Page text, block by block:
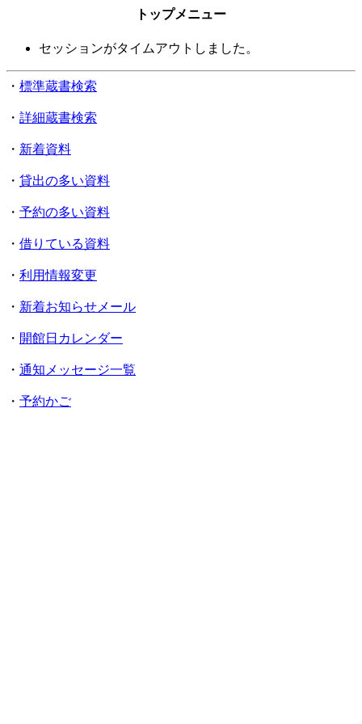
トップメニュー
セッションがタイムアウトしました。
・ 標準蔵書検索
・ 詳細蔵書検索
・ 新着資料
・ 貸出の多い資料
・ 予約の多い資料
・ 借りている資料
・ 利用情報変更
・ 新着お知らせメール
・ 開館日カレンダー
・ 通知メッセージ一覧
・ 予約かご